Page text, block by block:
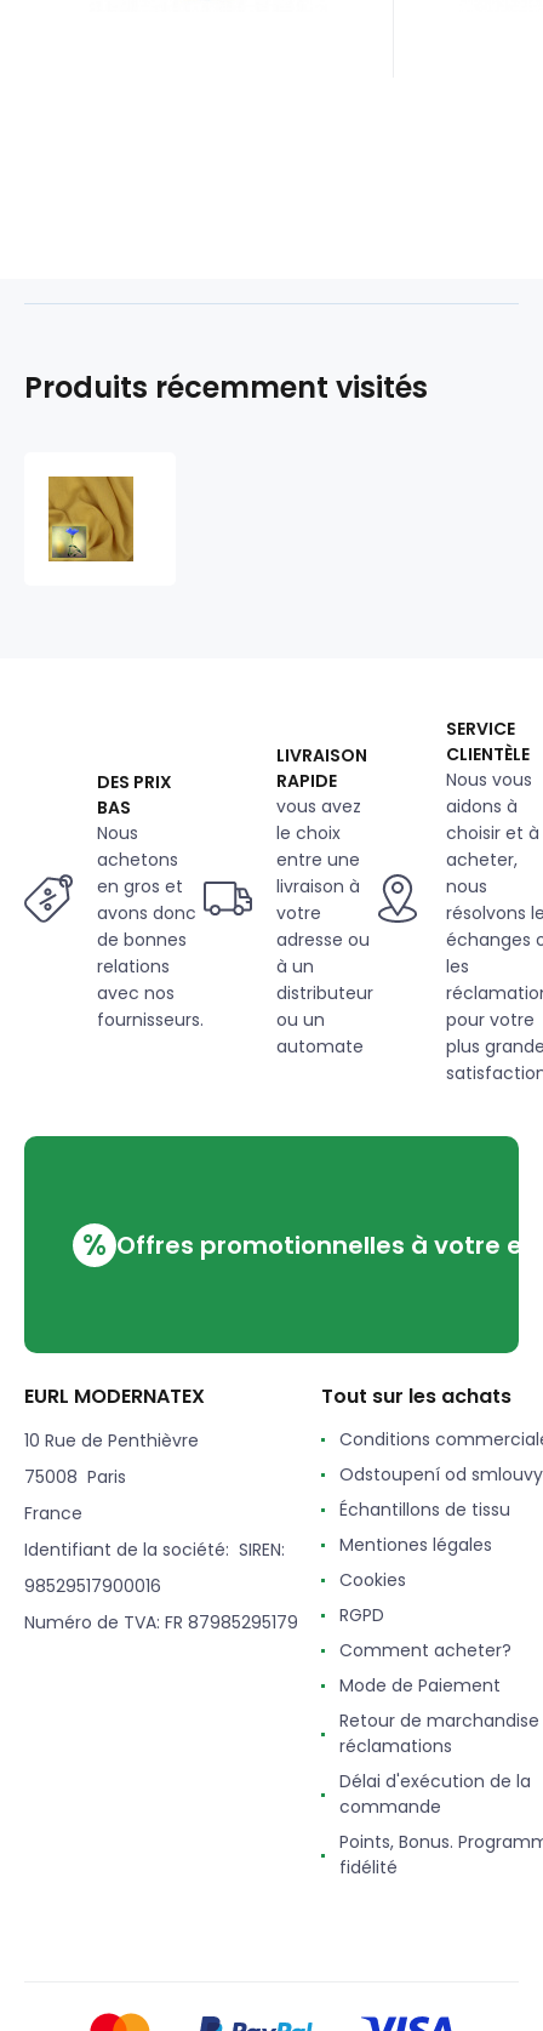
Produits récemment visités
DES PRIX
BAS
Nous
achetons
en gros et
avons donc
de bonnes
relations
avec nos
fournisseurs.
LIVRAISON
RAPIDE
vous avez
le choix
entre une
livraison à
votre
adresse ou
à un
distributeur
ou un
automate
SERVICE
CLIENTÈLE
Nous vous
aidons à
choisir et à
acheter,
nous
résolvons
échanges
les
pour votre
plus
% Offres promotionnelles à votre
EURL MODERNATEX
10 Rue de Penthièvre
75008 Paris
France
Identifiant de la société: SIREN:
98529517900016
Numéro de TVA: FR 87985295179
Tout sur les achats
Conditions
Odstoupení od smlouvy
Échantillons de tissu
Mentiones légales
Cookies
RGPD
Comment acheter?
Mode de Paiement
Retour de
réclamations
Délai d'exécution de la
commande
Points, Bonus.
fidélité